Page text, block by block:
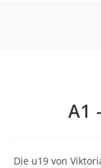
A1
Die u19 von